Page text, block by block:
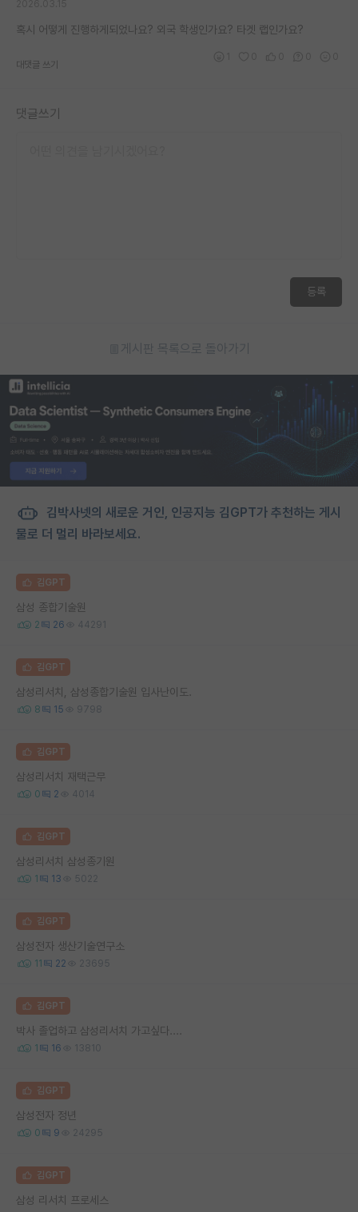
커리어
유학교육
혹시 어떻게 진행하게되었나요? 외국 학생인가요? 타겟 랩인가요?
대댓글 쓰기
댓글쓰기
등록
게시판 목록으로 돌아가기
김박사넷의 새로운 거인, 인공지능 김GPT가 추천하는 게시
물로 더 멀리 바라보세요.
김GPT
삼성 종합기술원
2 26 44291
김GPT
삼성리서치, 삼성종합기술원 입사난이도.
8 15 9798
김GPT
삼성리서치 재택근무
0 2 4014
김GPT
삼성리서치 삼성종기원
1 13 5022
김GPT
삼성전자 생산기술연구소
11 22 23695
김GPT
박사 졸업하고 삼성리서치 가고싶다....
1 16 13810
김GPT
삼성전자 정년
0 9 24295
김GPT
삼성 리서치 프로세스